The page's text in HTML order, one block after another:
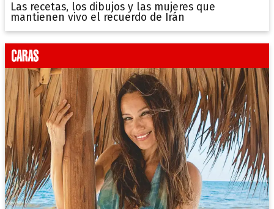
Las recetas, los dibujos y las mujeres que
mantienen vivo el recuerdo de Irán